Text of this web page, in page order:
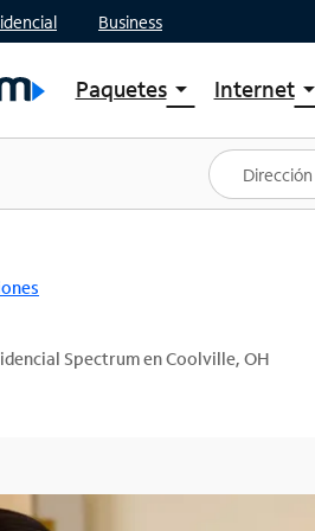
Business
Paquetesarrow_drop_down
Ver paquetes
Spectrum One
Mejores ofertas
Internetarrow_drop_down
Planes
Spectrum en Coolville, OH